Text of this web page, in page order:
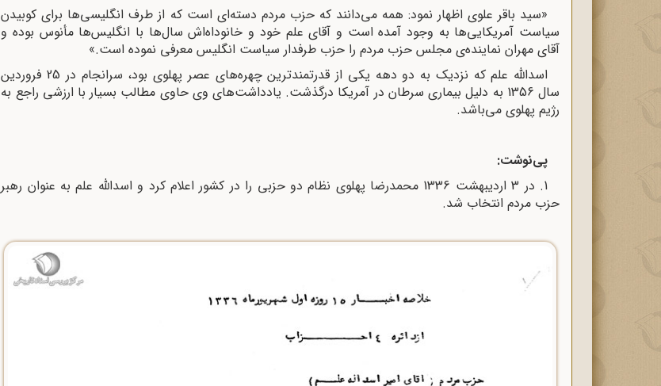
«سید باقر علوی اظهار نمود: همه می‌دانند که حزب مردم دسته‌ای است که از طرف انگلیسی‌ها برای کوبیدن
سیاست آمریکایی‌ها به وجود آمده است و آقای علم خود و خانوداه‌اش سال‌ها با انگلیس‌‌ها مأنوس بوده و
آقای مهران نماینده‌ی مجلس حزب مردم را حزب طرفدار سیاست انگلیس معرفی نموده است.»
اسدالله علم که نزدیک به دو دهه‌ یکی از قدرتمندترین چهره‌های عصر پهلوی بود، سرانجام در 25 فروردین
سال 1356 به دلیل بیماری سرطان در آمریکا درگذشت. یادداشت‌های وی حاوی مطالب بسیار با ارزشی راجع به
رژیم پهلوی می‌باشد.
پی‌نوشت:
1. در 3 اردیبهشت 1336 محمدرضا پهلوی نظام دو حزبی را در کشور اعلام کرد و اسدالله علم به عنوان رهبر
حزب مردم انتخاب شد.